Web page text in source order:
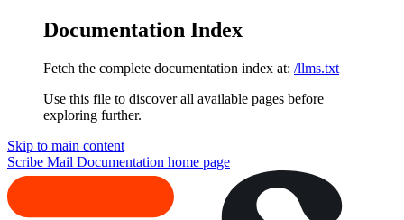
Documentation Index
Fetch the complete documentation index at: /llms.txt
Use this file to discover all available pages before
exploring further.
Skip to main content
Scribe Mail Documentation home page